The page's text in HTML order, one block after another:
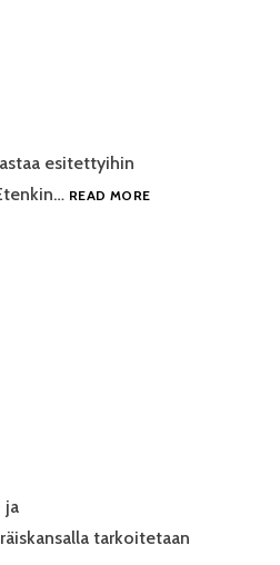
esitettyihin
READ MORE”MIKSI
ja
tarkoitetaan